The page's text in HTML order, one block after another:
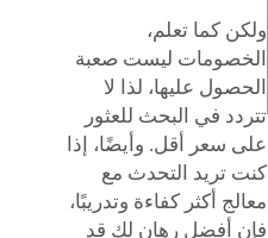
ولكن كما تعلم،
الخصومات ليست صعبة
الحصول عليها، لذا لا
تتردد في البحث للعثور
على سعر أقل. وأيضًا، إذا
كنت تريد التحدث مع
معالج أكثر كفاءة وتدريبًا،
فإن أفضل رهان لك قد